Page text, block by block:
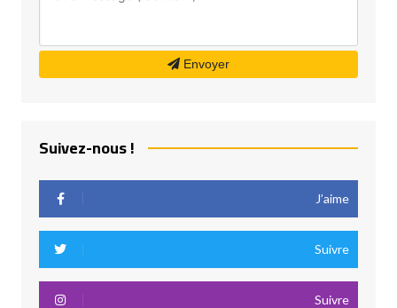
Envoyer
Suivez-nous !
J’aime
Suivre
Suivre